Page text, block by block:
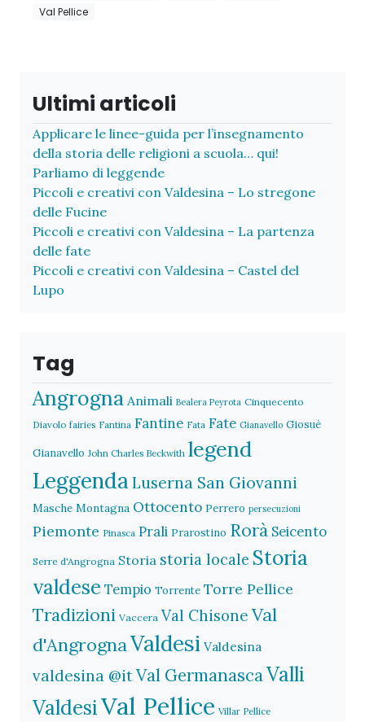
Val Pellice
Ultimi articoli
Applicare le linee-guida per l’insegnamento
della storia delle religioni a scuola… qui!
Parliamo di leggende
Piccoli e creativi con Valdesina – Lo stregone
delle Fucine
Piccoli e creativi con Valdesina – La partenza
delle fate
Piccoli e creativi con Valdesina – Castel del
Lupo
Tag
Angrogna Animali Bealera Peyrota Cinquecento
Diavolo fairies Fantina Fantine Fata Fate Gianavello Giosuè
Gianavello John Charles Beckwith legend
Leggenda Luserna San Giovanni
Masche Montagna Ottocento Perrero persecuzioni
Piemonte Pinasca Prali Prarostino Rorà Seicento
Serre d'Angrogna Storia storia locale Storia
valdese Tempio Torrente Torre Pellice
Tradizioni Vaccera Val Chisone Val
d'AngrognaValdesi Valdesina
valdesina @itVal GermanascaValli
ValdesiVal Pellice Villar Pellice